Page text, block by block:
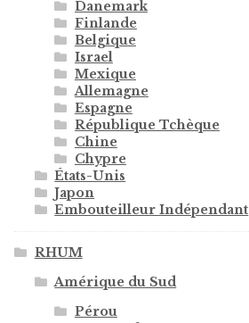
Danemark
Finlande
Belgique
Israel
Mexique
Allemagne
Espagne
République Tchèque
Chine
Chypre
États-Unis
Japon
Embouteilleur Indépendant
RHUM
Amérique du Sud
Pérou